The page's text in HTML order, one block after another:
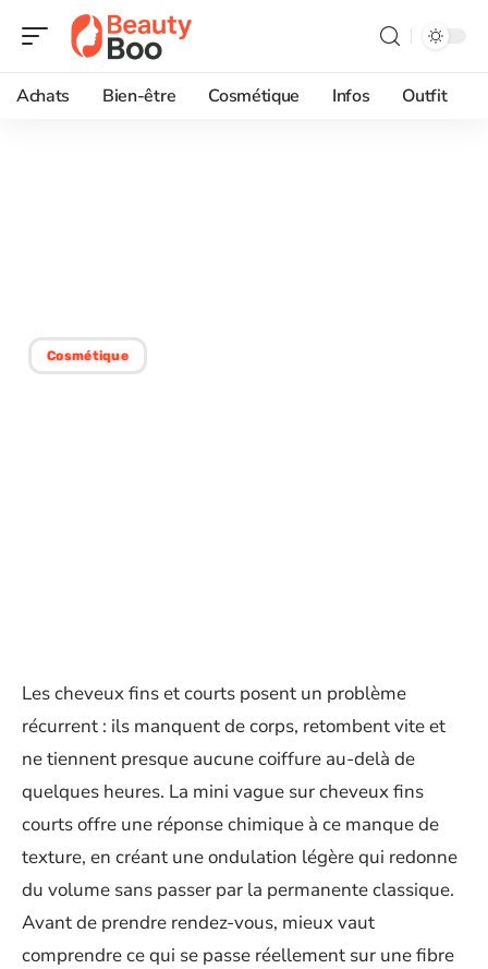
Achats Bien-être Cosmétique Infos Outfit
Cosmétique
Les cheveux fins et courts posent un problème
récurrent : ils manquent de corps, retombent vite et
ne tiennent presque aucune coiffure au-delà de
quelques heures. La mini vague sur cheveux fins
courts offre une réponse chimique à ce manque de
texture, en créant une ondulation légère qui redonne
du volume sans passer par la permanente classique.
Avant de prendre rendez-vous, mieux vaut
comprendre ce qui se passe réellement sur une fibre